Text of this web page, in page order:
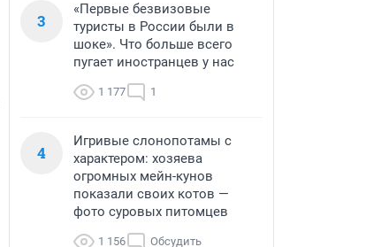
3
«Первые безвизовые
туристы в России были в
шоке». Что больше всего
пугает иностранцев у нас
1 177 1
4
Игривые слонопотамы с
характером: хозяева
огромных мейн-кунов
показали своих котов —
фото суровых питомцев
1 156 Обсудить